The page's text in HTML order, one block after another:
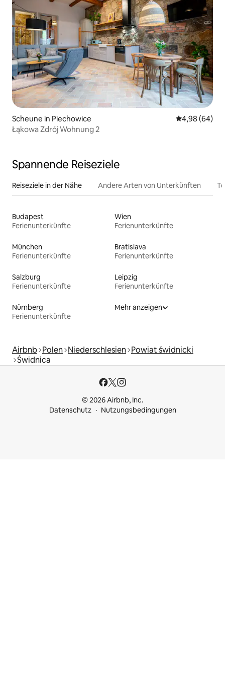
Scheune in Piechowice
4,98 (64)
Łąkowa Zdrój Wohnung 2
Spannende Reiseziele
Reiseziele in der Nähe Andere Arten von Unterkünften
Budapest
Ferienunterkünfte
Wien
Ferienunterkünfte
München
Ferienunterkünfte
Bratislava
Ferienunterkünfte
Salzburg
Ferienunterkünfte
Leipzig
Ferienunterkünfte
Nürnberg
Ferienunterkünfte
Mehr anzeigen
Airbnb Polen Niederschlesien Powiat świdnicki
Świdnica
© 2026 Airbnb, Inc.
Datenschutz
Nutzungsbedingungen